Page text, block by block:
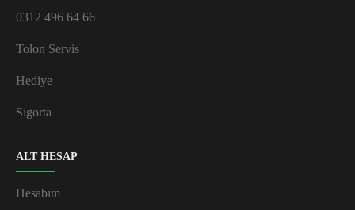
0312 496 64 66
Tolon Servis
Hediye
Sigorta
ALT HESAP
Hesabım